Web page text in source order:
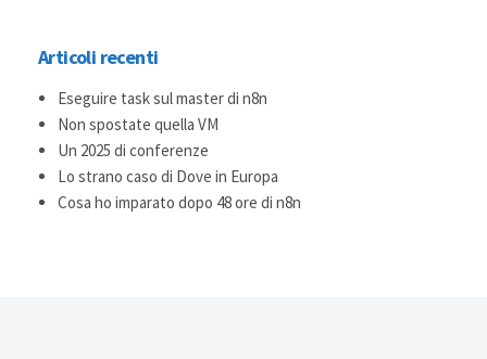
Articoli recenti
Eseguire task sul master di n8n
Non spostate quella VM
Un 2025 di conferenze
Lo strano caso di Dove in Europa
Cosa ho imparato dopo 48 ore di n8n